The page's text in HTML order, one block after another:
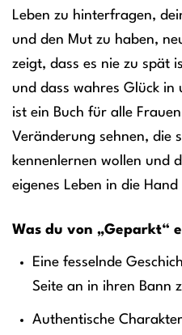
Leben zu hinterfragen,
und den Mut zu haben,
zeigt, dass es nie zu spät
und dass wahres Glück in
ist ein Buch für alle
Veränderung sehnen, die
kennenlernen wollen und
eigenes Leben in die Hand
Was du von „Geparkt“
Eine fesselnde
Seite an in ihren Bann
Authentische